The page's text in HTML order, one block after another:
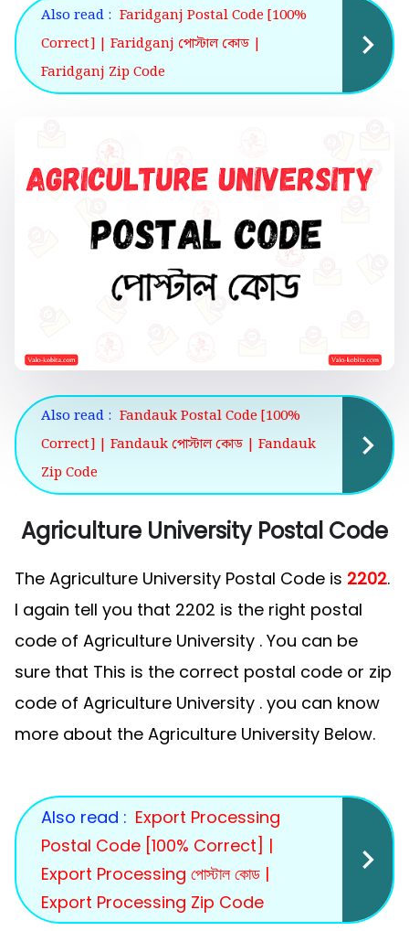
Also read : Faridganj Postal Code [100%
Correct] | Faridganj পোস্টাল কোড |
Faridganj Zip Code
Also read : Fandauk Postal Code [100%
Correct] | Fandauk পোস্টাল কোড | Fandauk
Zip Code
Agriculture University Postal Code
The Agriculture University Postal Code is 2202.
I again tell you that 2202 is the right postal
code of Agriculture University . You can be
sure that This is the correct postal code or zip
code of Agriculture University . you can know
more about the Agriculture University Below.
Also read : Export Processing
Postal Code [100% Correct] |
Export Processing পোস্টাল কোড |
Export Processing Zip Code